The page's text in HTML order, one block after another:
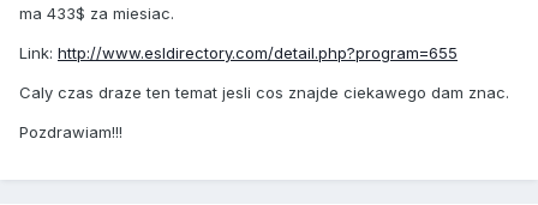
ma 433$ za miesiac.
Link: http://www.esldirectory.com/detail.php?program=655
Caly czas draze ten temat jesli cos znajde ciekawego dam znac.
Pozdrawiam!!!